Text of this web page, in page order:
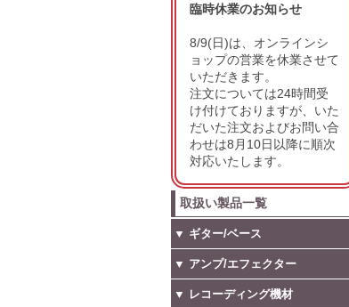
臨時休業のお知らせ
8/9(日)は、オンラインシ
ョップの営業を休業させて
いただきます。
注文については24時間受
け付けておりますが、いた
だいた注文およびお問い合
わせは8月10日以降に順次
対応いたします。
取扱い製品一覧
▼ ギター/ベース
▼ アンプ/エフェクター
▼ レコーディング機材